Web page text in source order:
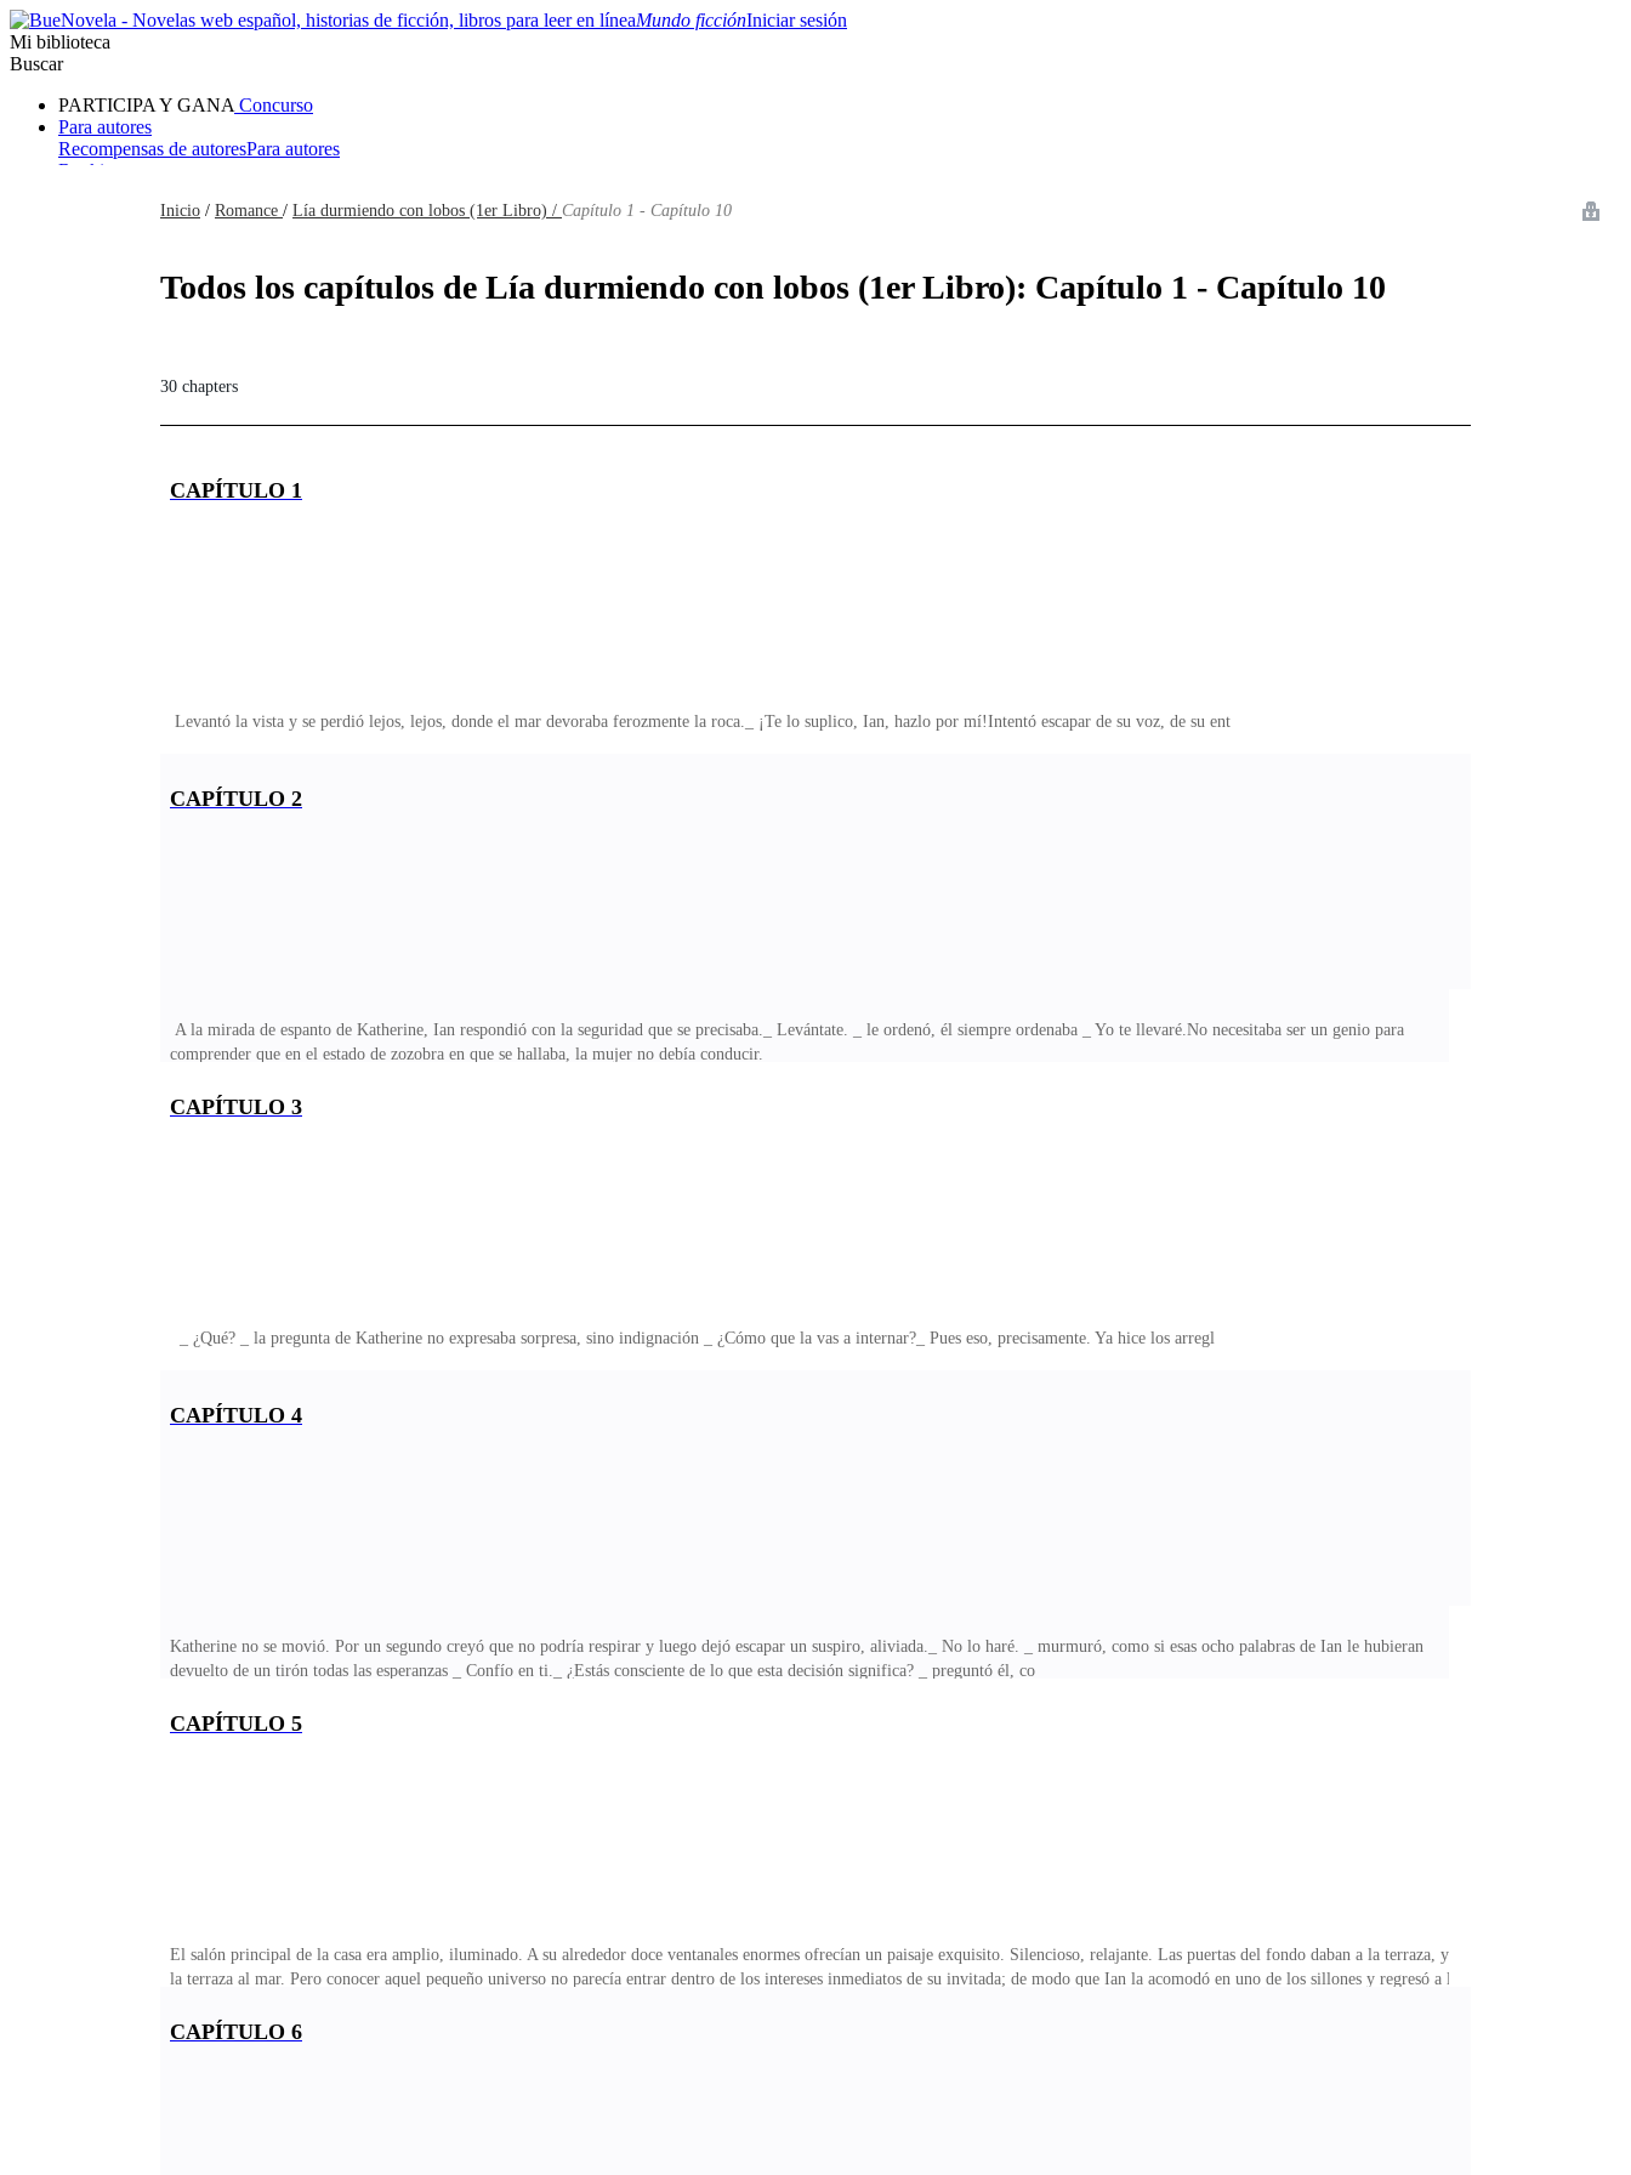
Mundo ficciónIniciar sesión
Mi biblioteca
Buscar
PARTICIPA Y GANA Concurso
Para autores
Recompensas de autoresPara autores
Ranking
Inicio / Romance / Lía durmiendo con lobos (1er Libro) / Capítulo 1 - Capítulo 10
Todos los capítulos de Lía durmiendo con lobos (1er Libro): Capítulo 1 - Capítulo 10
30 chapters
CAPÍTULO 1
Levantó la vista y se perdió lejos, lejos, donde el mar devoraba ferozmente la roca._ ¡Te lo suplico, Ian, hazlo por mí!Intentó escapar de su voz, de su ent
CAPÍTULO 2
A la mirada de espanto de Katherine, Ian respondió con la seguridad que se precisaba._ Levántate. _ le ordenó, él siempre ordenaba _ Yo te llevaré.No necesitaba ser un genio para
comprender que en el estado de zozobra en que se hallaba, la mujer no debía conducir.
CAPÍTULO 3
_ ¿Qué? _ la pregunta de Katherine no expresaba sorpresa, sino indignación _ ¿Cómo que la vas a internar?_ Pues eso, precisamente. Ya hice los arregl
CAPÍTULO 4
Katherine no se movió. Por un segundo creyó que no podría respirar y luego dejó escapar un suspiro, aliviada._ No lo haré. _ murmuró, como si esas ocho palabras de Ian le hubieran
devuelto de un tirón todas las esperanzas _ Confío en ti._ ¿Estás consciente de lo que esta decisión significa? _ preguntó él, co
CAPÍTULO 5
El salón principal de la casa era amplio, iluminado. A su alrededor doce ventanales enormes ofrecían un paisaje exquisito. Silencioso, relajante. Las puertas del fondo daban a la terraza, y
la terraza al mar. Pero conocer aquel pequeño universo no parecía entrar dentro de los intereses inmediatos de su invitada; de modo que Ian la acomodó en uno de los sillones y regresó a la
CAPÍTULO 6